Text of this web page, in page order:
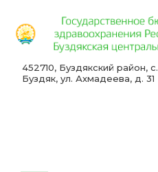
452710, Буздякский район, с.
Буздяк, ул. Ахмадеева, д. 31